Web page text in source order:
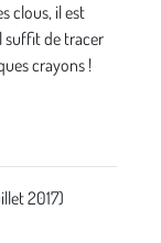
clous, il est
suffit de tracer
crayons !
2017)